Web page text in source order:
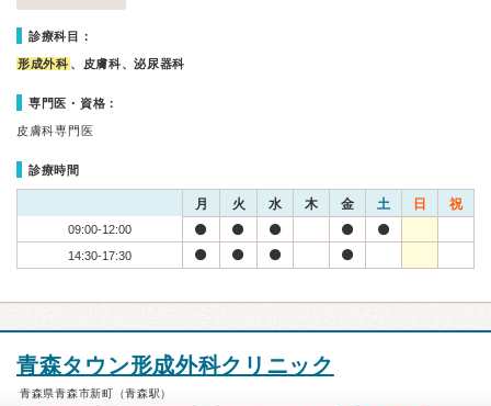
診療科目：
形成外科 、皮膚科、泌尿器科
専門医・資格：
皮膚科専門医
診療時間
月 火 水 木 金 土 日 祝
09:00-12:00
14:30-17:30
青森タウン形成外科クリニック
青森県青森市新町（青森駅）